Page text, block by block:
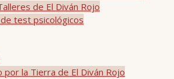
de El Diván Rojo
de test psicológicos
por la Tierra de El Diván Rojo